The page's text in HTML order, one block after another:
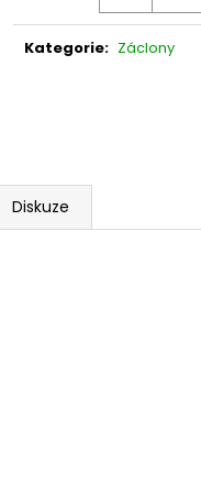
Kategorie: Záclony
Diskuze